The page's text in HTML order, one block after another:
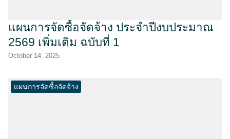
แผนการจัดซื้อจัดจ้าง ประจำปีงบประมาณ
2569 เพิ่มเติม ฉบับที่ 1
October 14, 2025
แผนการจัดซื้อจัดจ้าง